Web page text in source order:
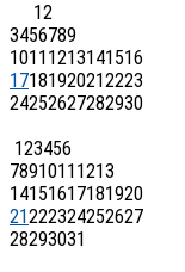
12
3456789
10111213141516
17181920212223
24252627282930
123456
78910111213
14151617181920
21222324252627
28293031